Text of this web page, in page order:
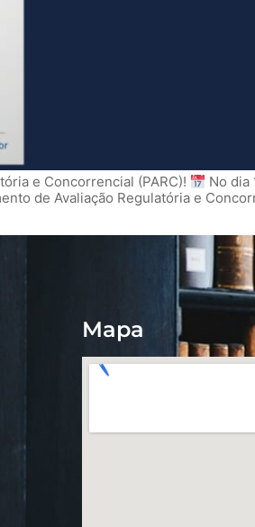
e Concorrencial (PARC)! No dia
de Avaliação Regulatória e
Mapa